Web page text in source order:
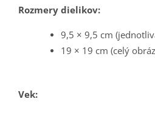
Rozmery dielikov:
9,5 × 9,5 cm
19 × 19 cm (celý
Vek: